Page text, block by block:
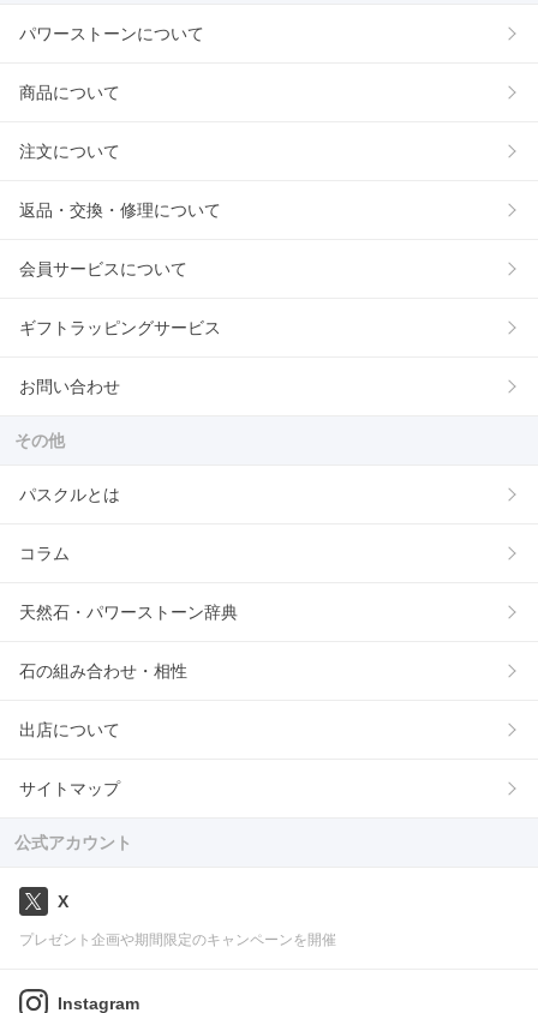
パワーストーンについて
商品について
注文について
返品・交換・修理について
会員サービスについて
ギフトラッピングサービス
お問い合わせ
その他
パスクルとは
コラム
天然石・パワーストーン辞典
石の組み合わせ・相性
出店について
サイトマップ
公式アカウント
X
プレゼント企画や期間限定のキャンペーンを開催
Instagram